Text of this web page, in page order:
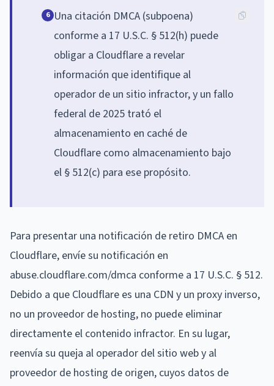
6 Una citación DMCA (subpoena)
conforme a 17 U.S.C. § 512(h) puede
obligar a Cloudflare a revelar
información que identifique al
operador de un sitio infractor, y un fallo
federal de 2025 trató el
almacenamiento en caché de
Cloudflare como almacenamiento bajo
el § 512(c) para ese propósito.
Para presentar una notificación de retiro DMCA en
Cloudflare, envíe su notificación en
abuse.cloudflare.com/dmca conforme a 17 U.S.C. § 512.
Debido a que Cloudflare es una CDN y un proxy inverso,
no un proveedor de hosting, no puede eliminar
directamente el contenido infractor. En su lugar,
reenvía su queja al operador del sitio web y al
proveedor de hosting de origen, cuyos datos de